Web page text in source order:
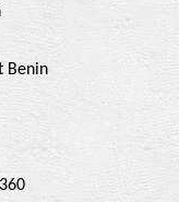
Benin